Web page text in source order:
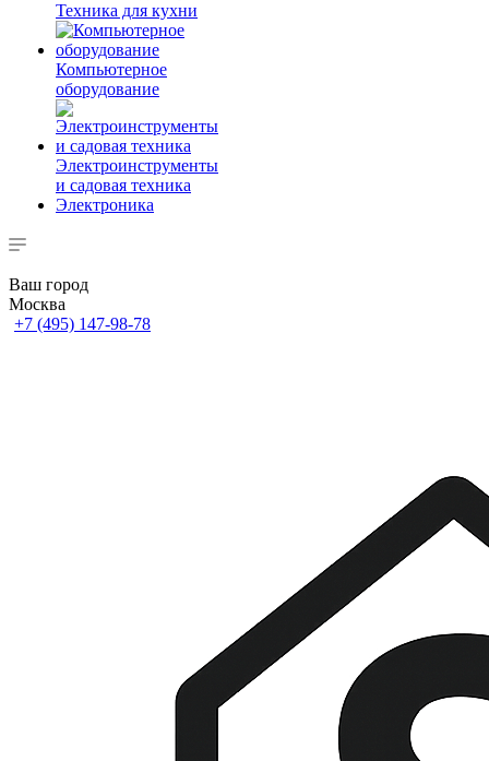
Техника для кухни
Компьютерное
оборудование
Электроинструменты
и садовая техника
Электроника
Ваш город
Москва
+7 (495) 147-98-78